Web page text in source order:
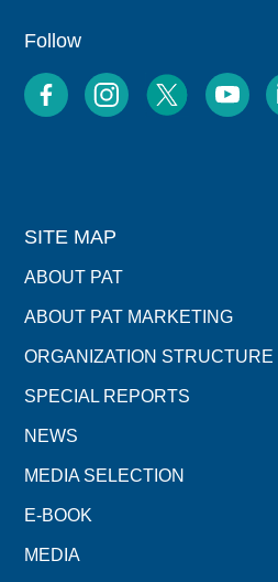
Follow
SITE MAP
ABOUT PAT
ABOUT PAT MARKETING
ORGANIZATION STRUCTURE
SPECIAL REPORTS
NEWS
MEDIA SELECTION
E-BOOK
MEDIA